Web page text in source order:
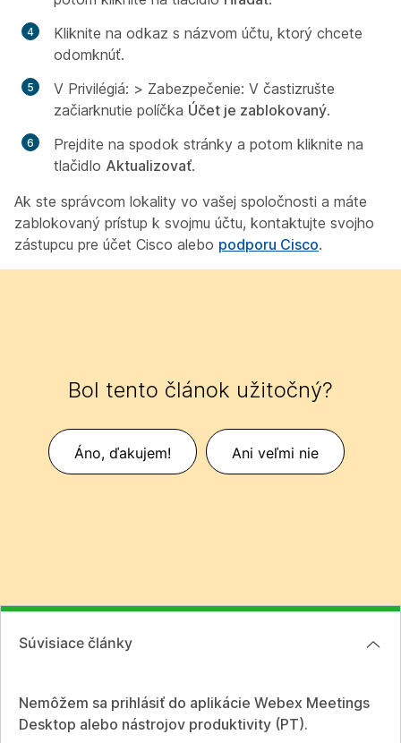
Kliknite na odkaz s názvom účtu, ktorý chcete
odomknúť.
V Privilégiá: > Zabezpečenie: V častizrušte
začiarknutie políčka Účet je zablokovaný.
Prejdite na spodok stránky a potom kliknite na
tlačidlo Aktualizovať.
Ak ste správcom lokality vo vašej spoločnosti a máte
zablokovaný prístup k svojmu účtu, kontaktujte svojho
zástupcu pre účet Cisco alebo podporu Cisco.
Bol tento článok užitočný?
Áno, ďakujem! Ani veľmi nie
Súvisiace články
Nemôžem sa prihlásiť do aplikácie Webex Meetings
Desktop alebo nástrojov produktivity (PT).